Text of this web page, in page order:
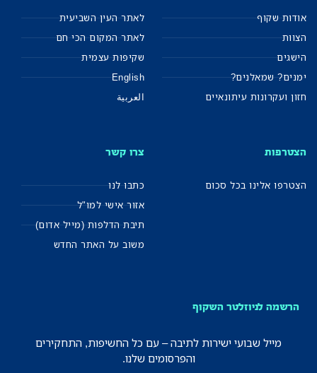
אודות שקוף
הצוות
הישגים
ימנים? שמאלנים?
חזון ועקרונות עיתונאיים
לאתר העין השביעית
לאתר המקום הכי חם
שקיפות עצמית
English
العربية
הצטרפות
הצטרפו אלינו בכל סכום
צרו קשר
כתבו לנו
אזור אישי למו"ל
תיבת הדלפות (מייל אדום)
משוב על האתר החדש
הרשמה לניוזלטר השקוף
מייל שבועי ישירות לתיבה – עם כל החשיפות, התחקירים
והפרסומים שלנו.